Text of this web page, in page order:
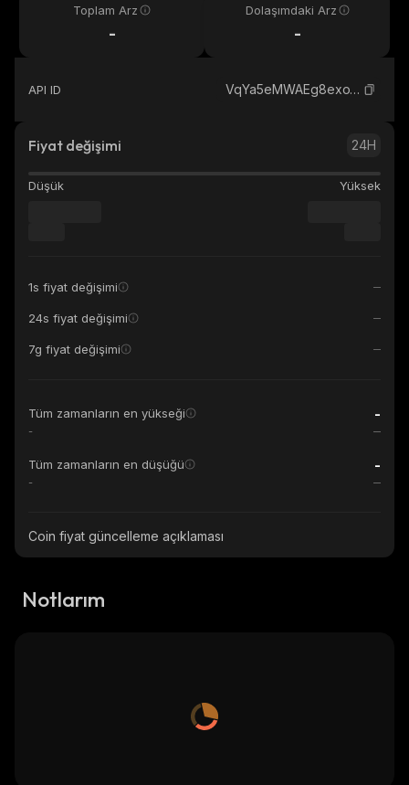
Toplam Arz
-
Dolaşımdaki Arz
-
API ID VqYa5eMWAEg8exoVUewRNrj2YaWKiUf7FWtLgmdVedV_solana
Fiyat değişimi 24H
Düşük Yüksek
1s fiyat değişimi
24s fiyat değişimi
7g fiyat değişimi
Tüm zamanların en yükseği -
-
Tüm zamanların en düşüğü -
-
Coin fiyat güncelleme açıklaması
Notlarım